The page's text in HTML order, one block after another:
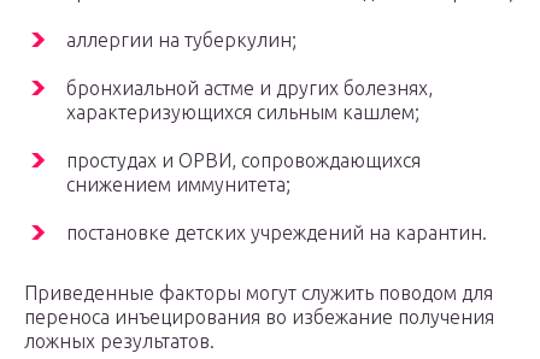
аллергии на туберкулин;
бронхиальной астме и других болезнях,
характеризующихся сильным кашлем;
простудах и ОРВИ, сопровождающихся
снижением иммунитета;
постановке детских учреждений на карантин.
Приведенные факторы могут служить поводом для
переноса инъецирования во избежание получения
ложных результатов.